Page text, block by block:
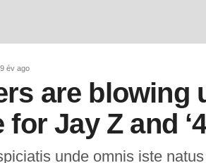
9 év ago
are blowing
Jay Z and
unde omnis iste